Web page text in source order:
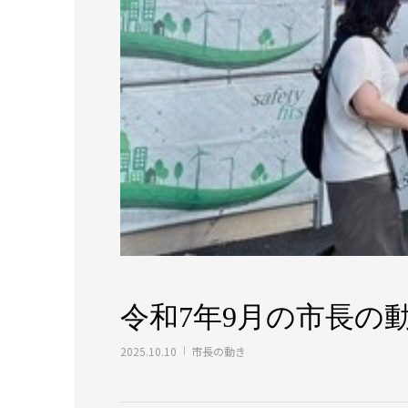
令和7年9月の市長の
2025.10.10 市長の動き